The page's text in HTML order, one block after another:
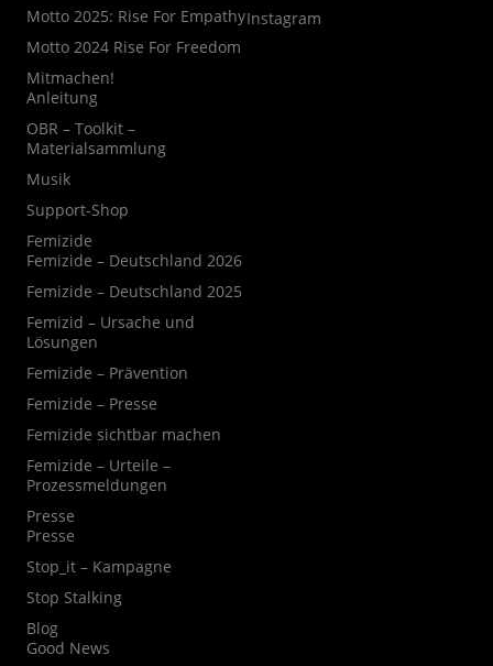
Motto 2025: Rise For Empathy
Motto 2024 Rise For Freedom
Mitmachen!
Anleitung
OBR – Toolkit –
Materialsammlung
Musik
Support-Shop
Femizide
Femizide – Deutschland 2026
Femizide – Deutschland 2025
Femizid – Ursache und
Lösungen
Femizide – Prävention
Femizide – Presse
Femizide sichtbar machen
Femizide – Urteile –
Prozessmeldungen
Presse
Presse
Stop_it – Kampagne
Stop Stalking
Blog
Good News
Instagram